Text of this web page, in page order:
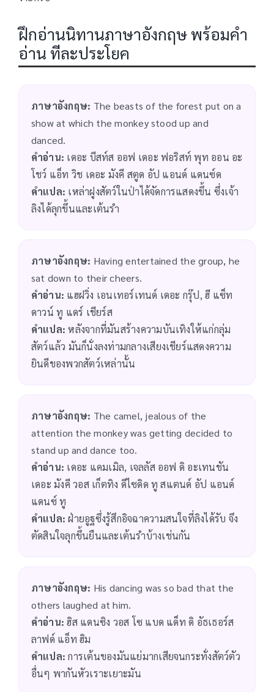
ฝึกอ่านนิทานภาษาอังกฤษ พร้อมคำ
อ่าน ทีละประโยค
ภาษาอังกฤษ: The beasts of the forest put on a
show at which the monkey stood up and
danced.
คำอ่าน: เดอะ บีสท์ส ออฟ เดอะ ฟอริสท์ พุท ออน อะ
โชว์ แอ็ท วิช เดอะ มังคี สตูด อัป แอนด์ แดนซ์ด
คำแปล: เหล่าฝูงสัตว์ในป่าได้จัดการแสดงขึ้น ซึ่งเจ้า
ลิงได้ลุกขึ้นและเต้นรำ
ภาษาอังกฤษ: Having entertained the group, he
sat down to their cheers.
คำอ่าน: แฮฝวิ่ง เอนเทอร์เทนด์ เดอะ กรุ๊ป, ฮี แซ็ท
ดาวน์ ทู แดร์ เชียร์ส
คำแปล: หลังจากที่มันสร้างความบันเทิงให้แก่กลุ่ม
สัตว์แล้ว มันก็นั่งลงท่ามกลางเสียงเชียร์แสดงความ
ยินดีของพวกสัตว์เหล่านั้น
ภาษาอังกฤษ: The camel, jealous of the
attention the monkey was getting decided to
stand up and dance too.
คำอ่าน: เดอะ แคมเมิล, เจลลัส ออฟ ดิ อะเทนชัน
เดอะ มังคี วอส เก็ตทิง ดีไซดิด ทู สแตนด์ อัป แอนด์
แดนซ์ ทู
คำแปล: ฝ่ายอูฐซึ่งรู้สึกอิจฉาความสนใจที่ลิงได้รับ จึง
ตัดสินใจลุกขึ้นยืนและเต้นรำบ้างเช่นกัน
ภาษาอังกฤษ: His dancing was so bad that the
others laughed at him.
คำอ่าน: ฮิส แดนซิง วอส โซ แบด แด็ท ดิ อัธเธอร์ส
ลาฟด์ แอ็ท ฮิม
คำแปล: การเต้นของมันแย่มากเสียจนกระทั่งสัตว์ตัว
อื่นๆ พากันหัวเราะเยาะมัน